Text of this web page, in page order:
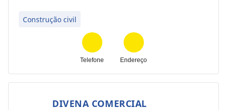
Construção civil
Telefone Endereço
DIVENA COMERCIAL